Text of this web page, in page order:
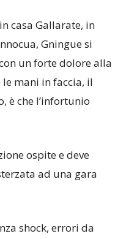
casa Gallarate, in
Gningue si
un forte dolore alla
mani in faccia, il
è che l’infortunio
ospite e deve
ad una gara
shock, errori da